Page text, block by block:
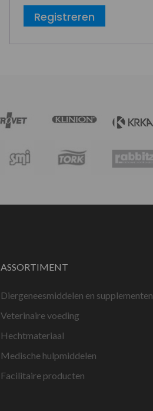
Registreren
ASSORTIMENT
Diergeneesmiddelen en supplementen
Veterinaire voeding
Hechtmateriaal
Medische hulpmiddelen
Facilitaire producten